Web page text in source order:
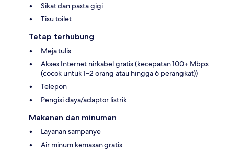
Sikat dan pasta gigi
Tisu toilet
Tetap terhubung
Meja tulis
Akses Internet nirkabel gratis (kecepatan 100+ Mbps
(cocok untuk 1–2 orang atau hingga 6 perangkat))
Telepon
Pengisi daya/adaptor listrik
Makanan dan minuman
Layanan sampanye
Air minum kemasan gratis